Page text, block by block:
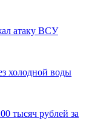
атаку ВСУ
холодной воды
тысяч рублей за